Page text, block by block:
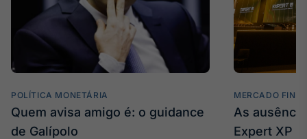
POLÍTICA MONETÁRIA
Quem avisa amigo é: o guidance
de Galípolo
MERCADO
As
Expert XP